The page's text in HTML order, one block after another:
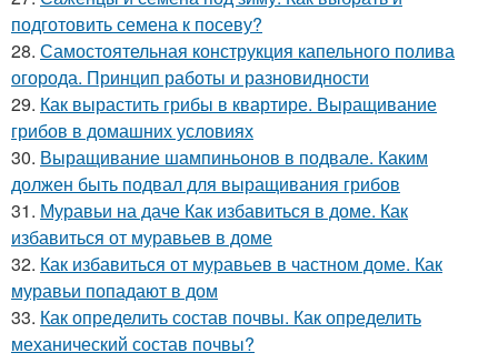
подготовить семена к посеву?
28. Самостоятельная конструкция капельного полива
огорода. Принцип работы и разновидности
29. Как вырастить грибы в квартире. Выращивание
грибов в домашних условиях
30. Выращивание шампиньонов в подвале. Каким
должен быть подвал для выращивания грибов
31. Муравьи на даче Как избавиться в доме. Как
избавиться от муравьев в доме
32. Как избавиться от муравьев в частном доме. Как
муравьи попадают в дом
33. Как определить состав почвы. Как определить
механический состав почвы?